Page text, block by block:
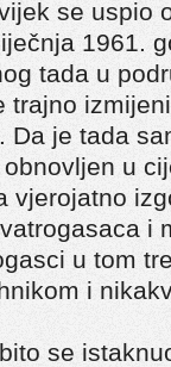
se uspio
1961.
tada u
trajno
Da je tada
u
vjerojatno
i
u tom
i
se